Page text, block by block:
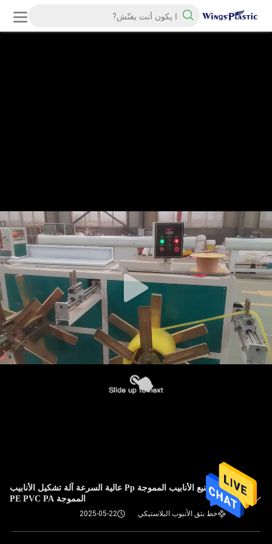
آلة تصنيع الأنابيب المموجة Pp عالية السرعة آلة تشكيل الأنابيب
المموجة PE PVC PA
خط بثق الأنبوب البلاستيكي 2025-05-22